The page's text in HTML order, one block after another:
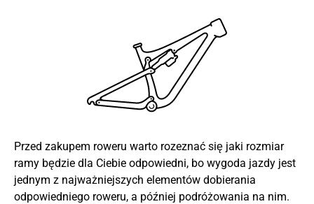
Przed zakupem roweru warto rozeznać się jaki rozmiar
ramy będzie dla Ciebie odpowiedni, bo wygoda jazdy jest
jednym z najważniejszych elementów dobierania
odpowiedniego roweru, a później podróżowania na nim.